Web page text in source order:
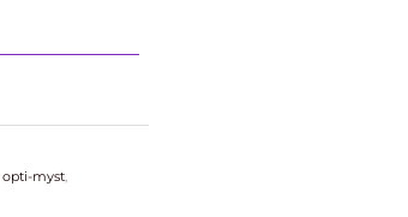
opti-myst,